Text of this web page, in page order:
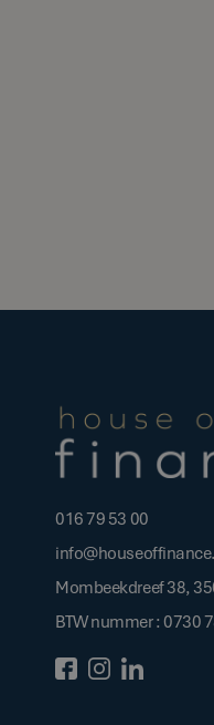
016 79 53 00
Mombeekdreef 38,
BTW nummer : 0730